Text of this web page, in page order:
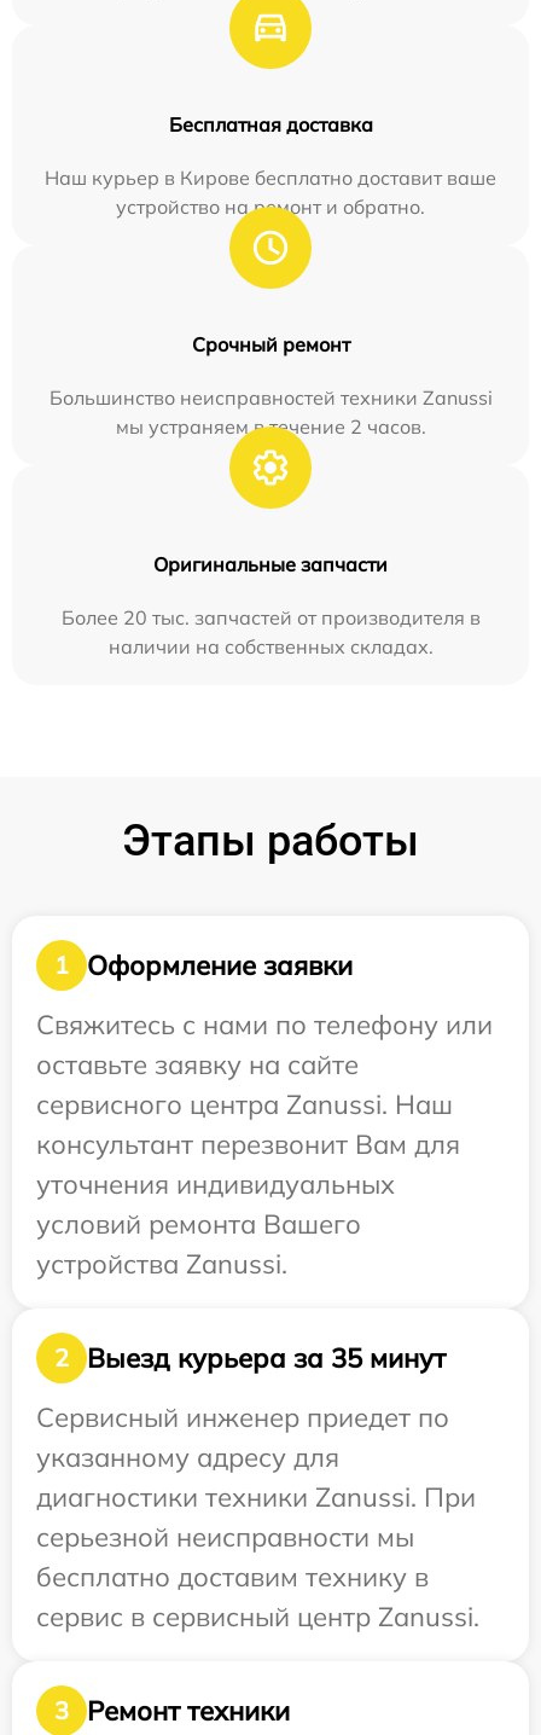
Бесплатная доставка
Наш курьер в Кирове бесплатно доставит ваше
устройство на ремонт и обратно.
Срочный ремонт
Большинство неисправностей техники Zanussi
мы устраняем в течение 2 часов.
Оригинальные запчасти
Более 20 тыс. запчастей от производителя в
наличии на собственных складах.
Этапы работы
1
Оформление заявки
Свяжитесь с нами по телефону или
оставьте заявку на сайте
сервисного центра Zanussi. Наш
консультант перезвонит Вам для
уточнения индивидуальных
условий ремонта Вашего
устройства Zanussi.
2
Выезд курьера за 35 минут
Сервисный инженер приедет по
указанному адресу для
диагностики техники Zanussi. При
серьезной неисправности мы
бесплатно доставим технику в
сервис в сервисный центр Zanussi.
3 Ремонт техники